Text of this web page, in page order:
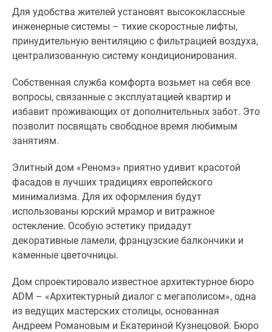
Банки
программы
Медиа
недвижимости
Мнение
эксперта
Аналитика
рынка
Экспертиза
новостроек
Эксперты
авторы
проекте
Контакты
Реклама
сайте
Для удобства жителей установят высококлассные
инженерные системы – тихие скоростные лифты,
принудительную вентиляцию с фильтрацией воздуха,
централизованную систему кондиционирования.
Собственная служба комфорта возьмет на себя все
вопросы, связанные с эксплуатацией квартир и
избавит проживающих от дополнительных забот. Это
позволит посвящать свободное время любимым
занятиям.
Элитный дом «Реномэ» приятно удивит красотой
фасадов в лучших традициях европейского
минимализма. Для их оформления будут
использованы юрский мрамор и витражное
остекление. Особую эстетику придадут
декоративные ламели, французские балкончики и
каменные цветочницы.
Дом спроектировало известное архитектурное бюро
ADM – «Архитектурный диалог с мегаполисом», одна
из ведущих мастерских столицы, основанная
Андреем Романовым и Екатериной Кузнецовой. Бюро